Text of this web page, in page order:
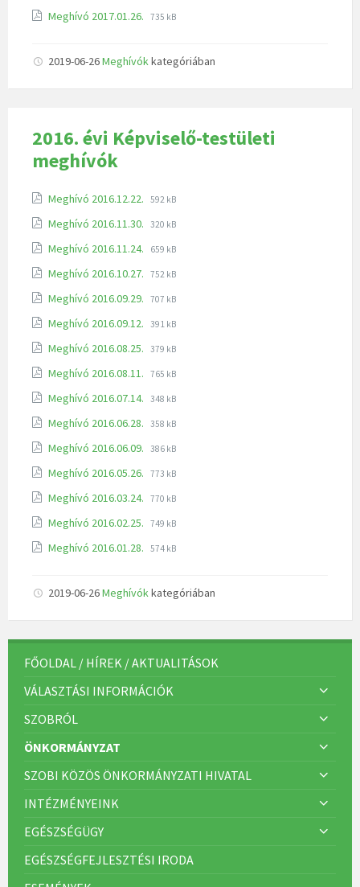
Meghívó 2017.01.26. 735 kB
2019-06-26Meghívókkategóriában
2016. évi Képviselő-testületi
meghívók
Meghívó 2016.12.22. 592 kB
Meghívó 2016.11.30. 320 kB
Meghívó 2016.11.24. 659 kB
Meghívó 2016.10.27. 752 kB
Meghívó 2016.09.29. 707 kB
Meghívó 2016.09.12. 391 kB
Meghívó 2016.08.25. 379 kB
Meghívó 2016.08.11. 765 kB
Meghívó 2016.07.14. 348 kB
Meghívó 2016.06.28. 358 kB
Meghívó 2016.06.09. 386 kB
Meghívó 2016.05.26. 773 kB
Meghívó 2016.03.24. 770 kB
Meghívó 2016.02.25. 749 kB
Meghívó 2016.01.28. 574 kB
2019-06-26Meghívókkategóriában
FŐOLDAL / HÍREK / AKTUALITÁSOK
VÁLASZTÁSI INFORMÁCIÓK
SZOBRÓL
ÖNKORMÁNYZAT
SZOBI KÖZÖS ÖNKORMÁNYZATI HIVATAL
INTÉZMÉNYEINK
EGÉSZSÉGÜGY
EGÉSZSÉGFEJLESZTÉSI IRODA